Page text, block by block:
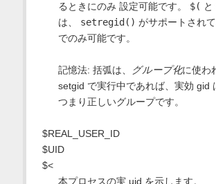
るときにのみ 設定可能です。 $( と
は、 setregid() がサポートされ
でのみ可能です。
記憶法: 括弧は、 グループ化に使わ
setgid で実行中であれば、実効 gid
つまり正しいグループです。
$REAL_USER_ID
$UID
$<
本プロセスの実 uid を示します。